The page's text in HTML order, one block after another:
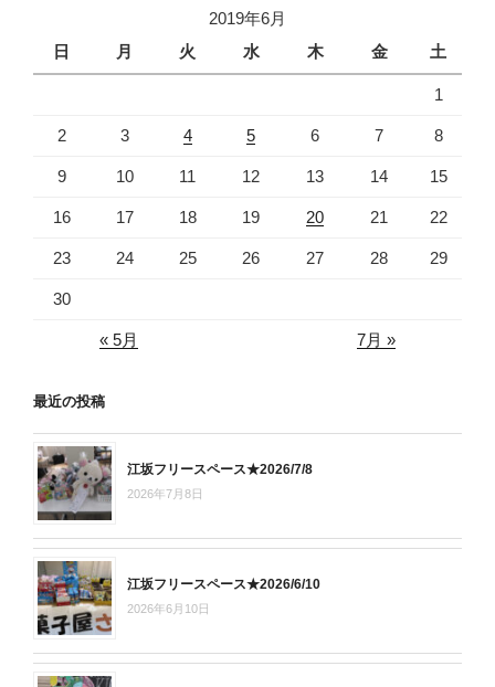
2019年6月
日
月 火 水 木 金 土
1
2 3 4 5 6 7 8
9 10 11 12 13 14 15
16 17 18 19 20 21 22
23 24 25 26 27 28 29
30
« 5月 7月 »
最近の投稿
江坂フリースペース★2026/7/8
2026年7月8日
江坂フリースペース★2026/6/10
2026年6月10日